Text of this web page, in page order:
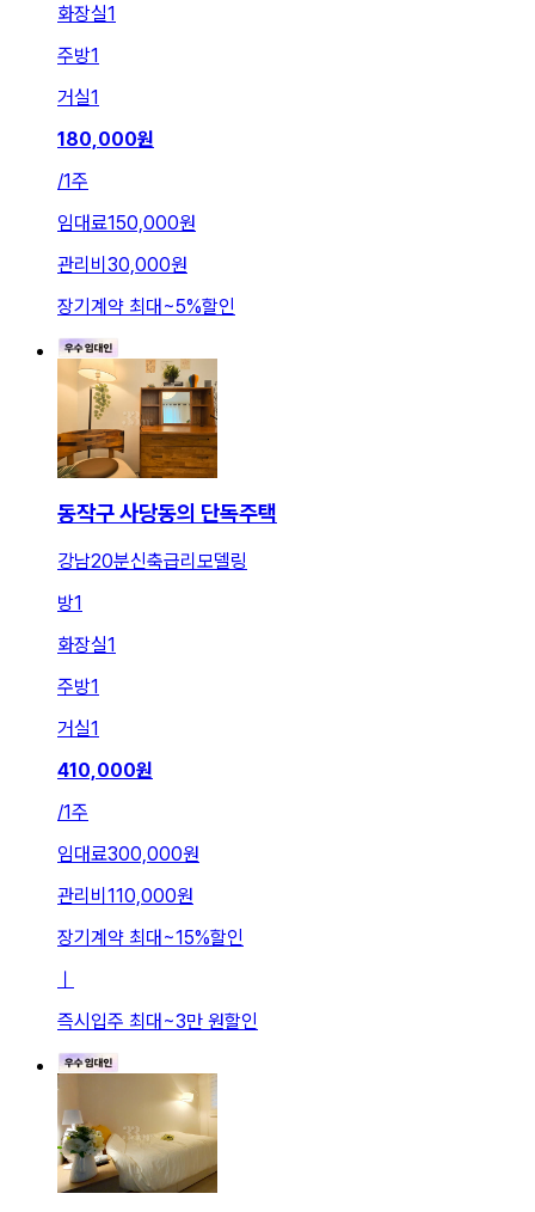
화장실1
주방1
거실1
180,000원
/1주
임대료150,000원
관리비 30,000원
장기계약 최대~5%할인
동작구 사당동의 단독주택
강남20분신축급리모델링
방1
화장실1
주방1
거실1
410,000원
/1주
임대료300,000원
관리비 110,000원
장기계약 최대~15%할인
ㅣ
즉시입주 최대~3만 원할인